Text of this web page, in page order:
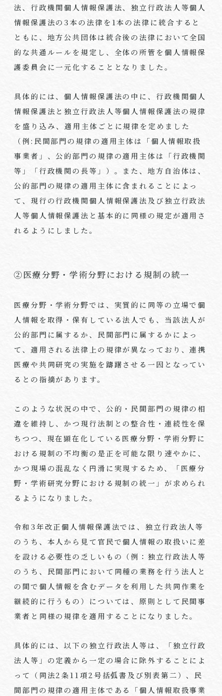
法、行政機関個人情報保護法、独立行政法人等個人
情報保護法の 3本の法律を 1本の法律に統合すると
ともに、地方公共団体は統合後の法律において全国
的な共通ルールを規定し、全体の所管を個人情報保
護委員会に一元化することとなりました。
具体的には、個人情報保護法の中に、行政機関個人
情報保護法と独立行政法人等個人情報保護法の規律
を盛り込み、適用主体ごとに規律を定めました
（例: 民間部門の規律の適用主体は「個人情報取扱
事業者」、公的部門の規律の適用主体は「行政機関
等」「行政機関の長等」）。また、地方自治体は、
公的部門の規律の適用主体に含まれることによっ
て、現行の行政機関個人情報保護法及び独立行政法
人等個人情報保護法と基本的に同様の規定が適用さ
れるようにしました。
②医療分野・学術分野における規制の統一
医療分野・学術分野では、実質的に同等の立場で個
人情報を取得・保有している法人でも、当該法人が
公的部門に属するか、民間部門に属するかによっ
て、適用される法律上の規律が異なっており、連携
医療や共同研究の実施を躊躇させる一因となってい
るとの指摘があります。
このような状況の中で、公的・民間部門の規律の相
違を維持し、かつ現行法制との整合性・連続性を保
ちつつ、現在顕在化している医療分野・学術分野に
おける規制の不均衡の是正を可能な限り速やかに、
かつ現場の混乱なく円滑に実現するため、「医療分
野・学術研究分野における規制の統一」が求められ
るようになりました。
令和 3年改正個人情報保護法では、独立行政法人等
のうち、本人から見て官民で個人情報の取扱いに差
を設ける必要性の乏しいもの（例：独立行政法人等
のうち、民間部門において同種の業務を行う法人と
の間で個人情報を含むデータを利用した共同作業を
継続的に行うもの）については、原則として民間事
業者と同様の規律を適用することになりました。
具体的には、以下の独立行政法人等は、「独立行政
法人等」の定義から一定の場合に除外することによ
って（同法2条11項2号括弧書及び別表第二）、民
間部門の規律の適用主体である「個人情報取扱事業